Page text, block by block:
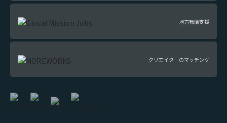
地方転職支援
クリエイターのマッチング